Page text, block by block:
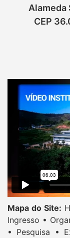
Alameda
CEP
Mapa do Site:
Ingresso •
• Pesquisa •